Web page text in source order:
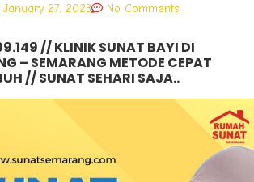
January 27, 2023 No Comments
// KLINIK SUNAT BAYI DI
– SEMARANG METODE CEPAT
// SUNAT SEHARI SAJA..